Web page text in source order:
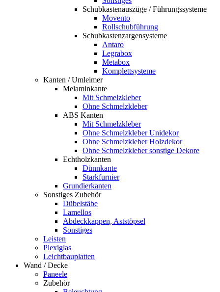
Schubkastenauszüge / Führungssysteme
Movento
Rollschubführung
Schubkastenzargensysteme
Antaro
Legrabox
Metabox
Komplettsysteme
Kanten / Umleimer
Melaminkante
Mit Schmelzkleber
Ohne Schmelzkleber
ABS Kanten
Mit Schmelzkleber
Ohne Schmelzkleber Unidekor
Ohne Schmelzkleber Holzdekor
Ohne Schmelzkleber sonstige Dekore
Echtholzkanten
Dünnkante
Starkfurnier
Grundierkanten
Sonstiges Zubehör
Dübelstäbe
Lamellos
Abdeckkappen, Aststöpsel
Sonstiges
Leisten
Plexiglas
Leichtbauplatten
Wand / Decke
Paneele
Zubehör